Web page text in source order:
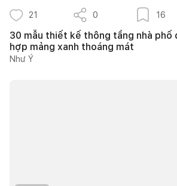
21 0 16
30 mẫu thiết kế thông tầng nhà phố
hợp mảng xanh thoáng mát
Như Ý